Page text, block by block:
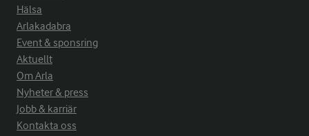
Hälsa
Arlakadabra
Event & sponsring
Aktuellt
Om Arla
Nyheter & press
Jobb & karriär
Kontakta oss